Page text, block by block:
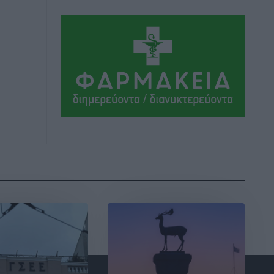
πριν 2 ώρες
Φοιτητική στέγη: «Φωτιά» τα ενοίκια
σε Αθήνα και Θεσσαλονίκη – Έως 800
ευρώ στο Ρέθυμνο
Θερινές εκπτώσεις 2026 έως τις 31
Αυγούστου – Τι πρέπει να προσέξουν οι
καταναλωτές
Ειδήσεις